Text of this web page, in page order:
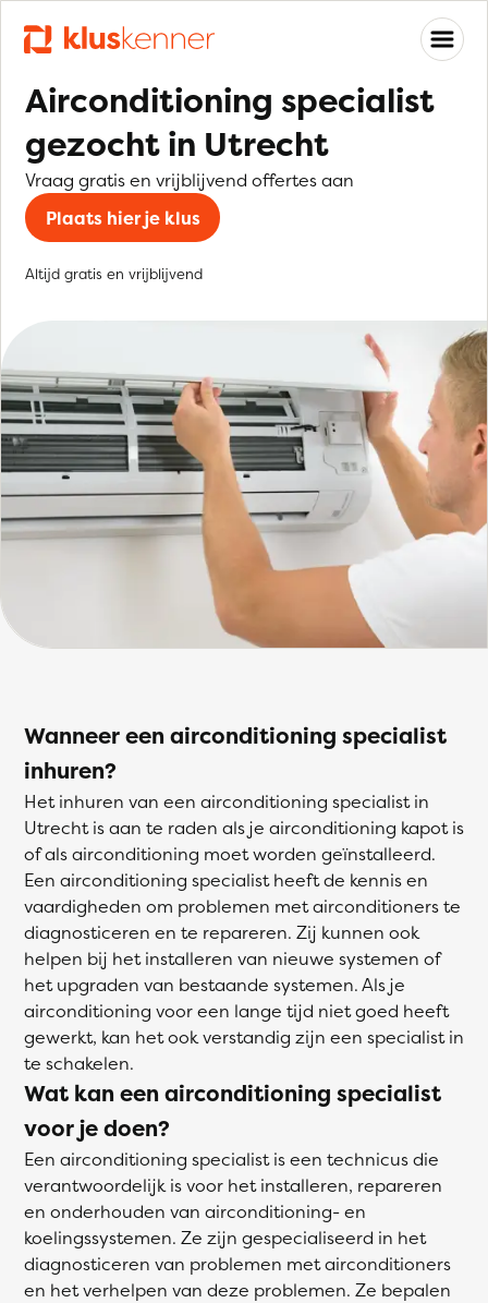
Airconditioning specialist
gezocht in Utrecht
Vraag gratis en vrijblijvend offertes aan
Plaats hier je klus
Altijd gratis en vrijblijvend
Wanneer een airconditioning specialist
inhuren?
Het inhuren van een airconditioning specialist in
Utrecht is aan te raden als je airconditioning kapot is
of als airconditioning moet worden geïnstalleerd.
Een airconditioning specialist heeft de kennis en
vaardigheden om problemen met airconditioners te
diagnosticeren en te repareren. Zij kunnen ook
helpen bij het installeren van nieuwe systemen of
het upgraden van bestaande systemen. Als je
airconditioning voor een lange tijd niet goed heeft
gewerkt, kan het ook verstandig zijn een specialist in
te schakelen.
Wat kan een airconditioning specialist
voor je doen?
Een airconditioning specialist is een technicus die
verantwoordelijk is voor het installeren, repareren
en onderhouden van airconditioning- en
koelingssystemen. Ze zijn gespecialiseerd in het
diagnosticeren van problemen met airconditioners
en het verhelpen van deze problemen. Ze bepalen